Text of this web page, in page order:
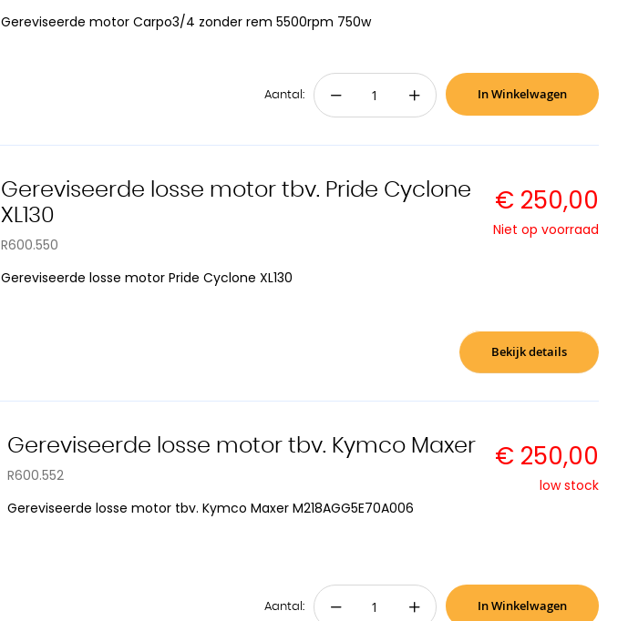
Gereviseerde motor Carpo3/4 zonder rem 5500rpm 750w
Aantal: − + In Winkelwagen
Gereviseerde losse motor tbv. Pride Cyclone
XL130
R600.550
Gereviseerde losse motor Pride Cyclone XL130
€ 250,00
Niet op voorraad
Bekijk details
Gereviseerde losse motor tbv. Kymco Maxer
R600.552
Gereviseerde losse motor tbv. Kymco Maxer M218AGG5E70A006
€ 250,00
low stock
Aantal: − + In Winkelwagen